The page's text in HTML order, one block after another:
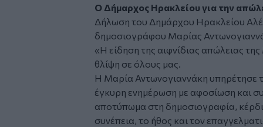
Ο Δήμαρχος Ηρακλείου για την
Δήλωση του Δημάρχου Ηρακλείου
δημοσιογράφου Μαρίας
«Η είδηση της αιφνίδιας απώλειας
θλίψη σε όλους μας.
Η Μαρία Αντωνογιαννάκη υπηρέτησε
έγκυρη ενημέρωση με αφοσίωση και
αποτύπωμα στη δημοσιογραφία,
συνέπεια, το ήθος και τον